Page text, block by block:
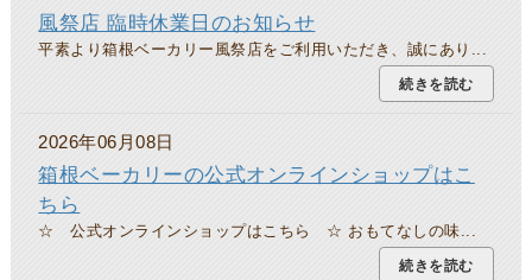
メニュー・機能性表示パン
お問い合わせ
風祭店 臨時休業日のお知らせ
平素より箱根ベーカリー風祭店をご利用いただき、誠にあり...
続きを読む
2026年06月08日
箱根ベーカリーの公式オンラインショップはこ
ちら
☆ 公式オンラインショップはこちら ☆ おもてなしの味...
続きを読む